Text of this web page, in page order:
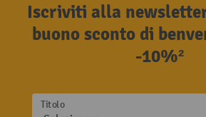
Iscriviti alla
buono sconto di
-10%²
Titolo